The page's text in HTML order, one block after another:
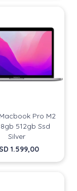
Pro M2
512gb Ssd
Silver
1.599,00